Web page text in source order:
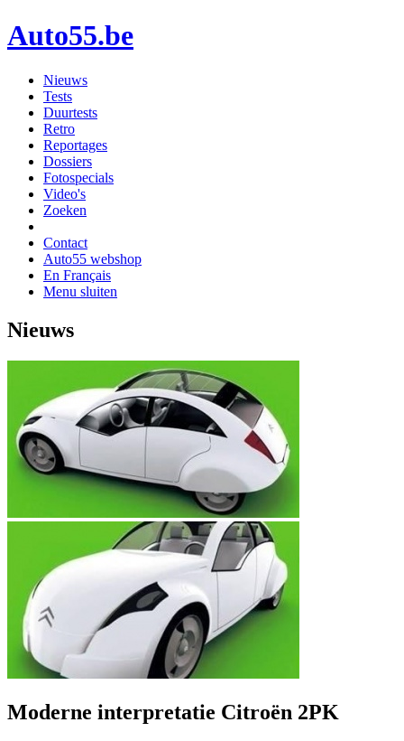
Auto55.be
Nieuws
Tests
Duurtests
Retro
Reportages
Dossiers
Fotospecials
Video's
Zoeken
Contact
Auto55 webshop
En Français
Menu sluiten
Nieuws
Moderne interpretatie Citroën 2PK